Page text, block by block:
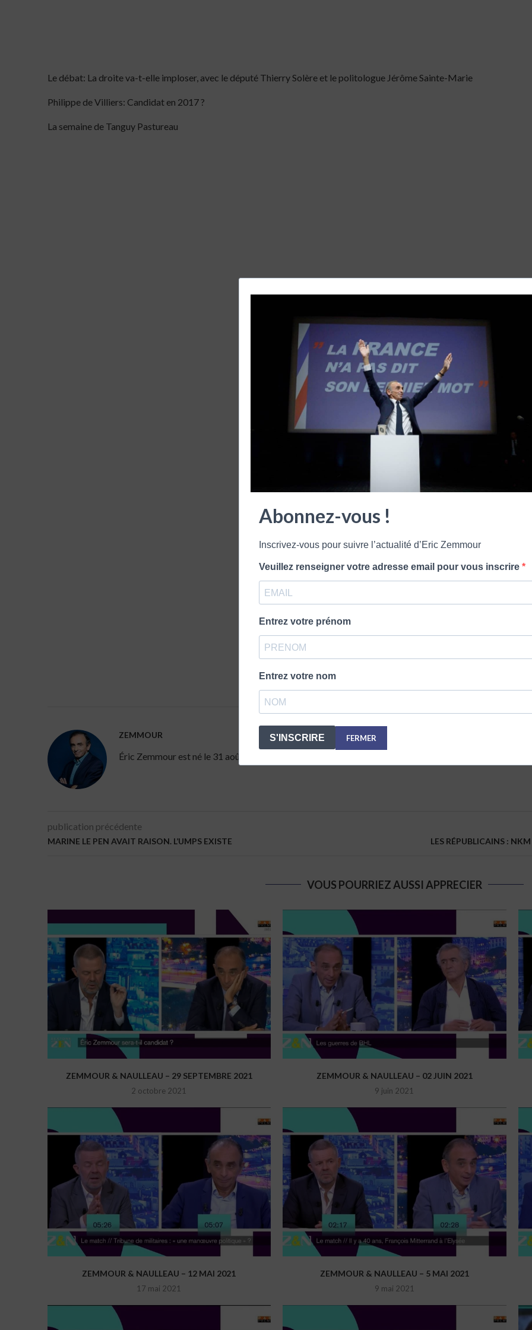
Le débat: La droite va-t-elle imploser, avec le député Thierry Solère et le politologue Jérôme Sainte-Marie
Philippe de Villiers: Candidat en 2017 ?
La semaine de Tanguy Pastureau
ZEMMOUR
Éric Zemmour est né le 31 août 1958 à Montreuil. Il est journaliste politique, écrivain, essayiste et
publication précédente
MARINE LE PEN AVAIT RAISON. L’UMPS EXISTE LES RÉPUBLICAINS :
VOUS POURRIEZ AUSSI APPRECIER
ZEMMOUR & NAULLEAU – 29 SEPTEMBRE 2021
2 octobre 2021
ZEMMOUR & NAULLEAU – 02 JUIN 2021
9 juin 2021
ZEMMOUR & NAULLEAU – 12 MAI 2021
17 mai 2021
ZEMMOUR & NAULLEAU – 5 MAI 2021
9 mai 2021
Abonnez-vous !
Inscrivez-vous pour suivre l’actualité d’Eric Zemmour
Veuillez renseigner votre adresse email pour vous inscrire
Entrez votre prénom
Entrez votre nom
S'INSCRIRE FERMER